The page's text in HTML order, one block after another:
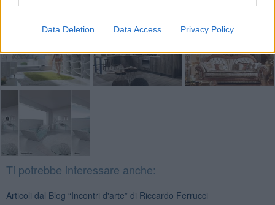
Data Deletion Data Access Privacy Policy
Fotogallery
Ti potrebbe interessare anche:
Articoli dal Blog “Incontri d'arte” di Riccardo Ferrucci